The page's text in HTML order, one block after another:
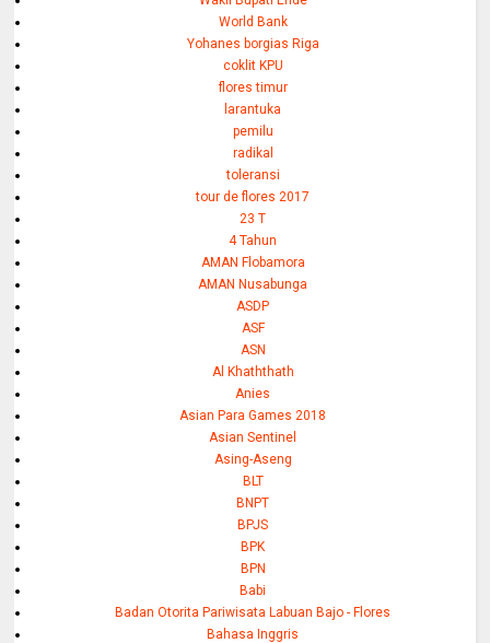
World Bank
Yohanes borgias Riga
coklit KPU
flores timur
larantuka
pemilu
radikal
toleransi
tour de flores 2017
23 T
4 Tahun
AMAN Flobamora
AMAN Nusabunga
ASDP
ASF
ASN
Al Khaththath
Anies
Asian Para Games 2018
Asian Sentinel
Asing-Aseng
BLT
BNPT
BPJS
BPK
BPN
Babi
Badan Otorita Pariwisata Labuan Bajo - Flores
Bahasa Inggris